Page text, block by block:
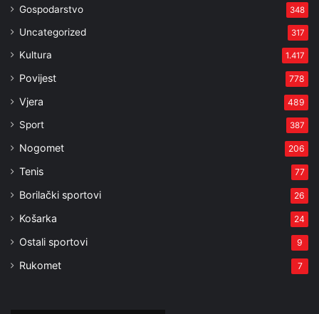
Gospodarstvo 348
Uncategorized 317
Kultura 1.417
Povijest 778
Vjera 489
Sport 387
Nogomet 206
Tenis 77
Borilački sportovi 26
Košarka 24
Ostali sportovi 9
Rukomet 7